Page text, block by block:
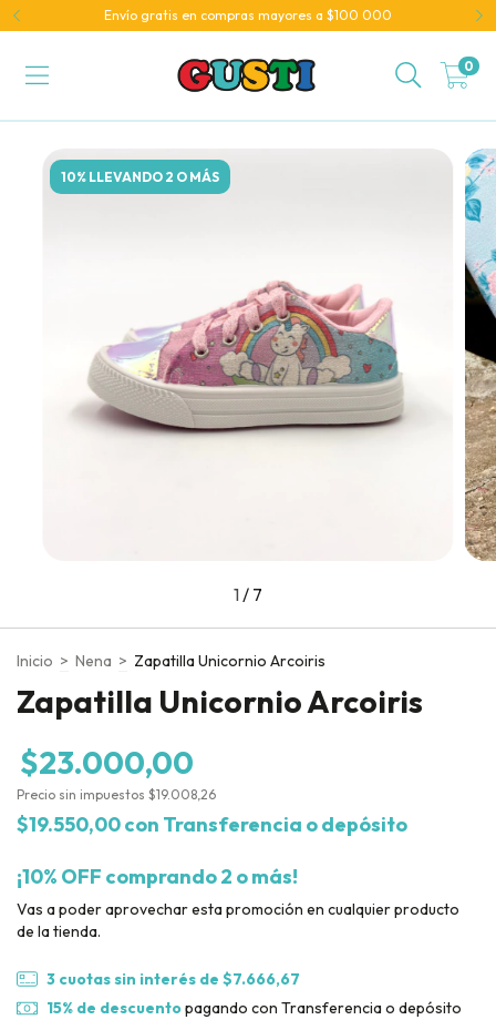
Envío gratis en compras mayores a $100 000
0
10% LLEVANDO 2 O MÁS
1 / 7
Inicio > Nena > Zapatilla Unicornio Arcoiris
Zapatilla Unicornio Arcoiris
$23.000,00
Precio sin impuestos $19.008,26
$19.550,00con Transferencia o depósito
¡10% OFF comprando 2 o más!
Vas a poder aprovechar esta promoción en cualquier producto
de la tienda.
3 cuotas sin interés de $7.666,67
15% de descuentopagando con Transferencia o depósito